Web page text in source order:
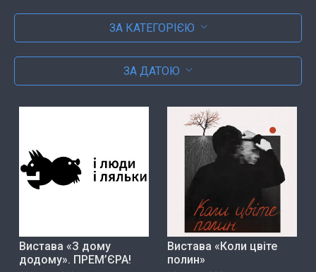
ЗА КАТЕГОРІЄЮ
ЗА ДАТОЮ
Вистава «З дому
додому». ПРЕМ’ЄРА!
Вистава «Коли цвіте
полин»